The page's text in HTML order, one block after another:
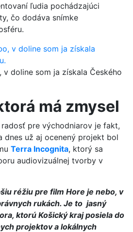
ľudia pochádzajúci
čo dodáva snímke
v doline som ja získala Českého
má zmysel
pre východniarov je fakt,
dnes už aj ocenený projekt bol
Terra Incognita, ktorý sa
audiovizuálnej tvorby v
réžiu pre film Hore je nebo, v
rukách. Je to jasný
ktorú Košický kraj posiela do
projektov a lokálnych